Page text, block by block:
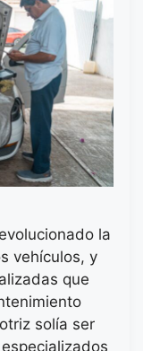
la
vehículos, y
que
solía ser